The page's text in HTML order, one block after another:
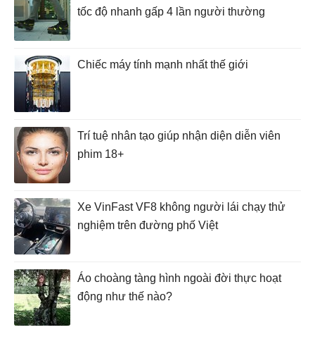
tốc độ nhanh gấp 4 lần người thường
Chiếc máy tính mạnh nhất thế giới
Trí tuệ nhân tạo giúp nhận diện diễn viên
phim 18+
Xe VinFast VF8 không người lái chạy thử
nghiệm trên đường phố Việt
Áo choàng tàng hình ngoài đời thực hoạt
động như thế nào?